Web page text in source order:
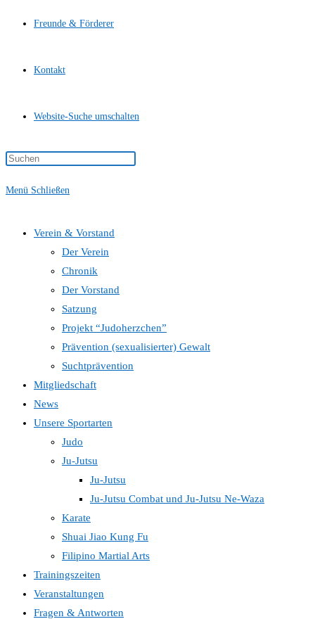
Freunde & Förderer
Kontakt
Website-Suche umschalten
Menü Schließen
Verein & Vorstand
Der Verein
Chronik
Der Vorstand
Satzung
Projekt “Judoherzchen”
Prävention (sexualisierter) Gewalt
Suchtprävention
Mitgliedschaft
News
Unsere Sportarten
Judo
Ju-Jutsu
Ju-Jutsu
Ju-Jutsu Combat und Ju-Jutsu Ne-Waza
Karate
Shuai Jiao Kung Fu
Filipino Martial Arts
Trainingszeiten
Veranstaltungen
Fragen & Antworten